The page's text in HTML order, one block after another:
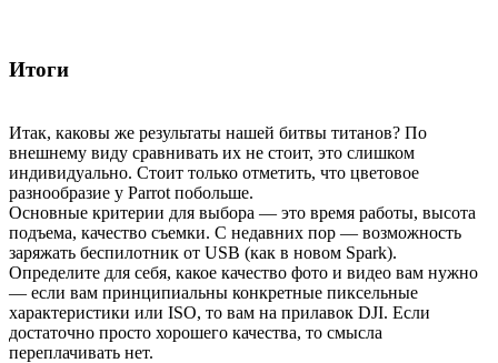
Итоги
Итак, каковы же результаты нашей битвы титанов? По
внешнему виду сравнивать их не стоит, это слишком
индивидуально. Стоит только отметить, что цветовое
разнообразие у Parrot побольше.
Основные критерии для выбора — это время работы, высота
подъема, качество съемки. С недавних пор — возможность
заряжать беспилотник от USB (как в новом Spark).
Определите для себя, какое качество фото и видео вам нужно
— если вам принципиальны конкретные пиксельные
характеристики или ISO, то вам на прилавок DJI. Если
достаточно просто хорошего качества, то смысла
переплачивать нет.